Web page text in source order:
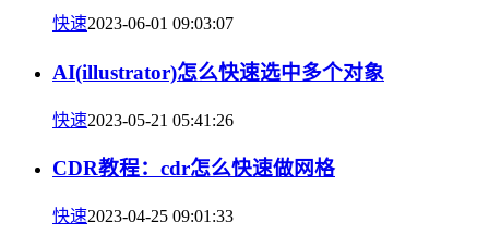
快速2023-06-01 09:03:07
AI(illustrator)怎么快速选中多个对象
快速2023-05-21 05:41:26
CDR教程：cdr怎么快速做网格
快速2023-04-25 09:01:33